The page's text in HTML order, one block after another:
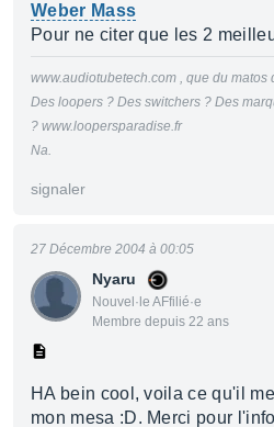
Weber Mass
Pour ne citer que les 2
www.audiotubetech.com , que du matos
Des loopers ? Des switchers ? Des
? www.loopersparadise.fr
Na.
signaler
Nyaru
Nouvel·le AFfilié·e
Membre depuis 22 ans
27 Décembre 2004 à 00:05
HA bein cool, voila ce qu'il
mon mesa :D. Merci pour l'info